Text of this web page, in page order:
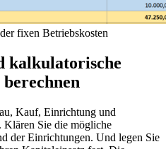
fixen Betriebskosten
kalkulatorische
Kauf, Einrichtung und
Klären Sie die mögliche
der Einrichtungen. Und legen Sie